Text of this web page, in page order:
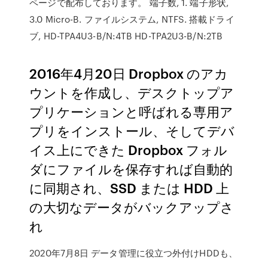
3.0 Micro-B. ファイルシステム, NTFS. 搭載ドライ
ブ, HD-TPA4U3-B/N:4TB HD-TPA2U3-B/N:2TB
2016年4月20日 Dropbox のアカ
ウントを作成し、デスクトップア
プリケーションと呼ばれる専用ア
プリをインストール、そしてデバ
イス上にできた Dropbox フォル
ダにファイルを保存すれば自動的
に同期され、SSD または HDD 上
の大切なデータがバックアップさ
れ
2020年7月8日 データ管理に役立つ外付けHDDも、